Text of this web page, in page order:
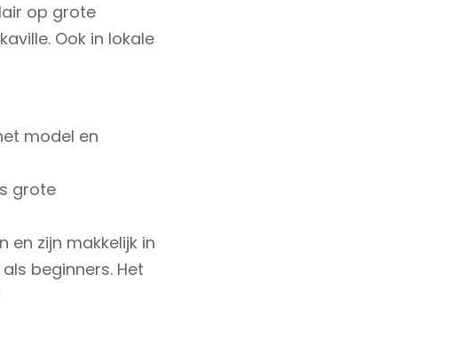
op grote
Ook in lokale
model en
grote
en zijn makkelijk in
beginners. Het